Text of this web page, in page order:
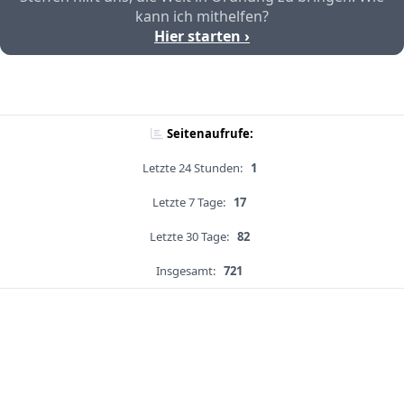
kann ich mithelfen?
Hier starten ›
Seitenaufrufe:
Letzte 24 Stunden: 1
Letzte 7 Tage: 17
Letzte 30 Tage: 82
Insgesamt: 721